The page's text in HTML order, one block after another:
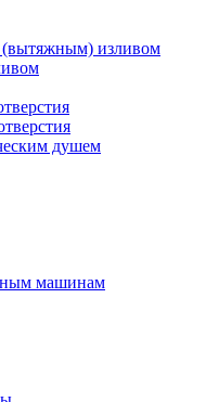
изливом
душем
машинам